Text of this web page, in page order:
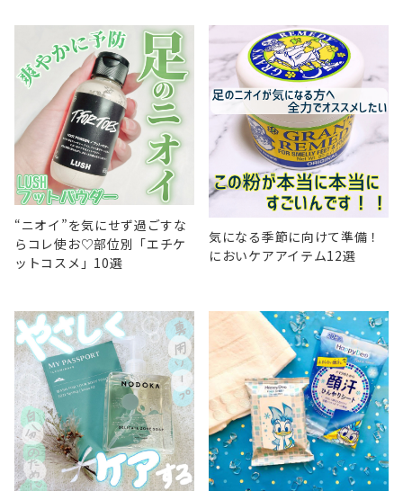
“ニオイ”を気にせず過ごすな
らコレ使お♡部位別「エチケ
ットコスメ」10選
気になる季節に向けて準備！
においケアアイテム12選